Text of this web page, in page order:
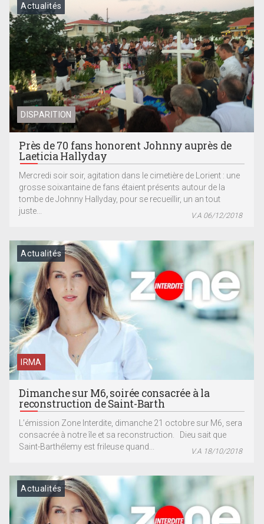
DISPARITION
Actualités
Près de 70 fans honorent Johnny auprès de
Laeticia Hallyday
Mercredi soir soir, agitation dans le cimetière de Lorient : une
grosse soixantaine de fans étaient présents autour de la
tombe de Johnny Hallyday, pour se recueillir, un an tout
juste...
V.A 06/12/2018
IRMA
Actualités
Dimanche sur M6, soirée consacrée à la
reconstruction de Saint-Barth
L’émission Zone Interdite, dimanche 21 octobre sur M6, sera
consacrée à notre île et sa reconstruction. Dieu sait que
Saint-Barthélemy est frileuse quand...
V.A 18/10/2018
Actualités